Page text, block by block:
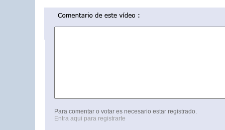
Para comentar o votar es necesario estar registrado.
Entra aqui para registrarte